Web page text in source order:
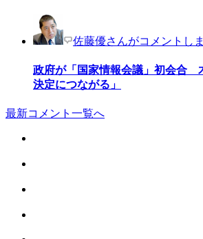
佐藤優さんがコメントし
政府が「国家情報会議」初会合
決定につながる」
最新コメント一覧へ